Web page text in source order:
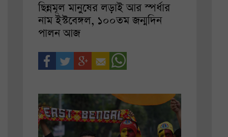
ছিন্নমূল মানুষের লড়াই আর স্পর্ধার
নাম ইস্টবেঙ্গল, ১০০তম জন্মদিন
পালন আজ